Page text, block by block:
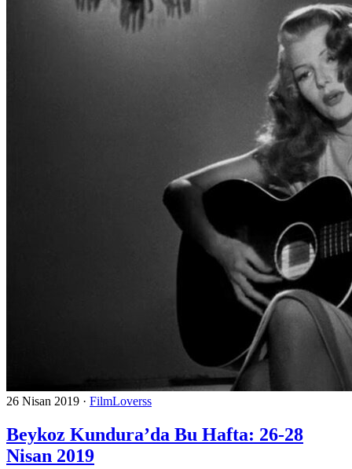
26 Nisan 2019 · FilmLoverss
Beykoz Kundura’da Bu Hafta: 26-28
Nisan 2019